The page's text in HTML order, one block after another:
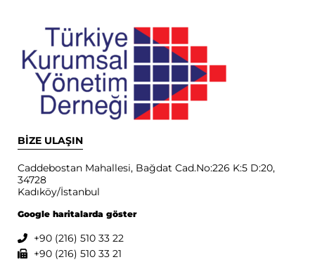
BİZE ULAŞIN
Caddebostan Mahallesi, Bağdat Cad.No:226 K:5 D:20,
34728
Kadıköy/İstanbul
Google haritalarda göster
+90 (216) 510 33 22
+90 (216) 510 33 21